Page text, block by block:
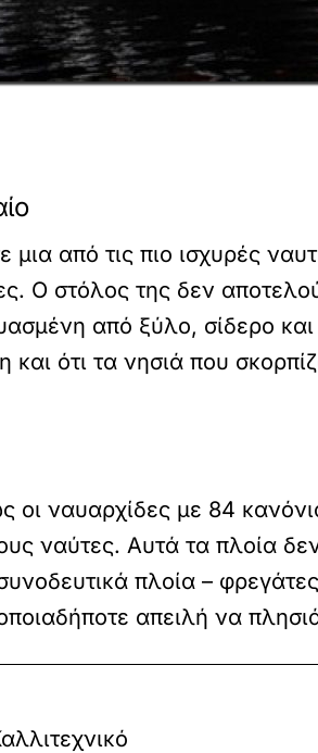
από τις πιο ισχυρές
Ο στόλος της δεν
από ξύλο, σίδερο
ότι τα νησιά που
ναυαρχίδες με 84
ναύτες. Αυτά τα πλοία
πλοία –
απειλή να